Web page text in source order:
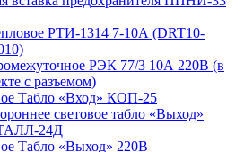
РТИ-1314 7-10А (DRT10-
РЭК 77/3 10А 220В (в
с разъемом)
Табло «Вход» КОП-25
световое табло «Выход»
24Д
Табло «Выход» 220В